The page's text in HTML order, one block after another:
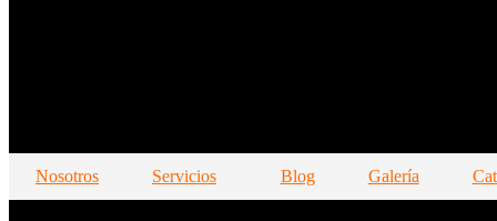
Nosotros Servicios Blog Galería